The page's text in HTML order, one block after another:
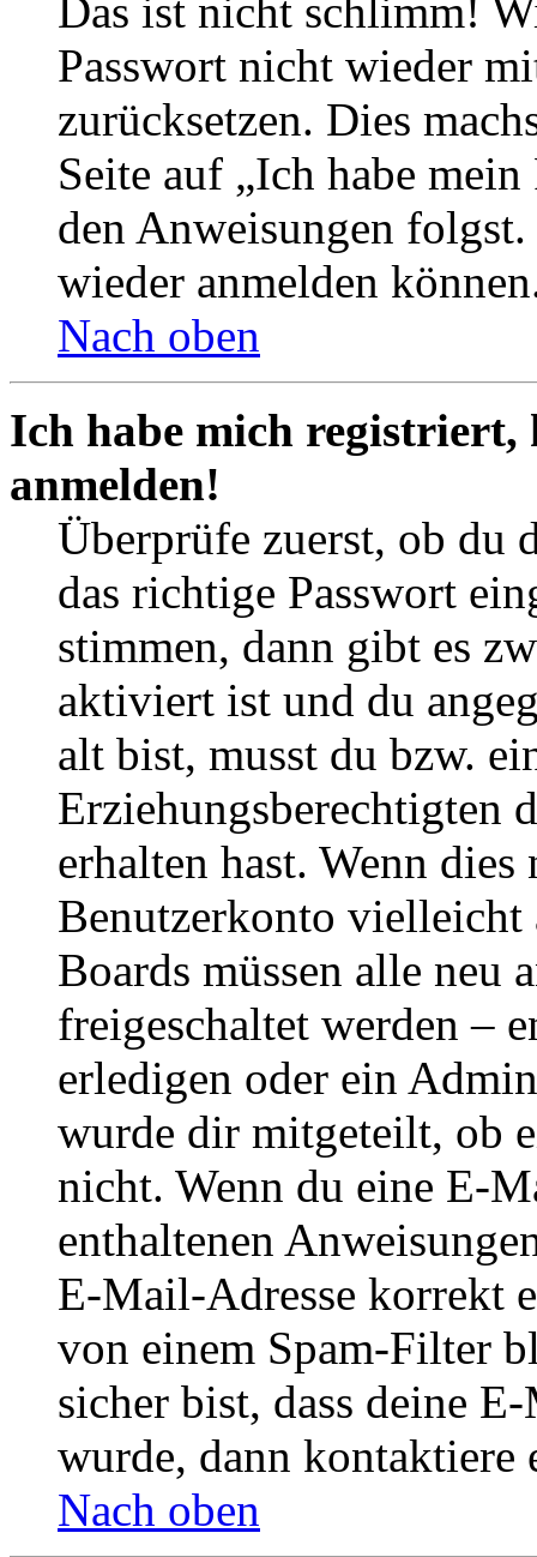
Das ist nicht schlimm!
Passwort nicht wieder
zurücksetzen. Dies
Seite auf „Ich habe
den Anweisungen
wieder anmelden
Nach oben
Ich habe mich
anmelden!
Überprüfe zuerst, ob du
das richtige Passwort
stimmen, dann gibt es
aktiviert ist und du
alt bist, musst du bzw.
Erziehungsberechtigten
erhalten hast. Wenn
Benutzerkonto
Boards müssen alle neu
freigeschaltet werden –
erledigen oder ein
wurde dir mitgeteilt, ob
nicht. Wenn du eine E-
enthaltenen
E-Mail-Adresse korrekt
von einem Spam-Filter
sicher bist, dass deine
wurde, dann kontaktiere
Nach oben